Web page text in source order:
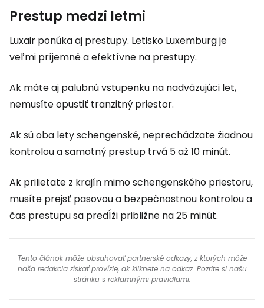
Prestup medzi letmi
Luxair ponúka aj prestupy. Letisko Luxemburg je
veľmi príjemné a efektívne na prestupy.
Ak máte aj palubnú vstupenku na nadväzujúci let,
nemusíte opustiť tranzitný priestor.
Ak sú oba lety schengenské, neprechádzate žiadnou
kontrolou a samotný prestup trvá 5 až 10 minút.
Ak prilietate z krajín mimo schengenského priestoru,
musíte prejsť pasovou a bezpečnostnou kontrolou a
čas prestupu sa predĺži približne na 25 minút.
Tento článok môže obsahovať partnerské odkazy, z ktorých môže
naša redakcia získať provízie, ak kliknete na odkaz. Pozrite si našu
stránku s reklamnými pravidlami.